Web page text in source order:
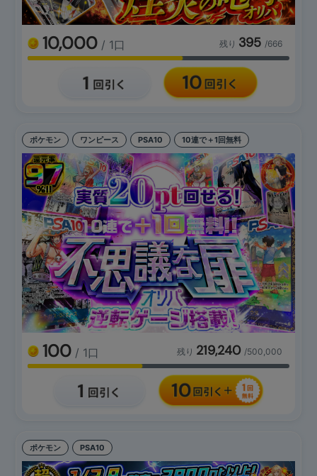
10,000 / 1口 残り 395 /666
ポケモン ワンピース PSA10 10連で＋1回無料
100 / 1口 残り 219,240 /500,000
ポケモン PSA10